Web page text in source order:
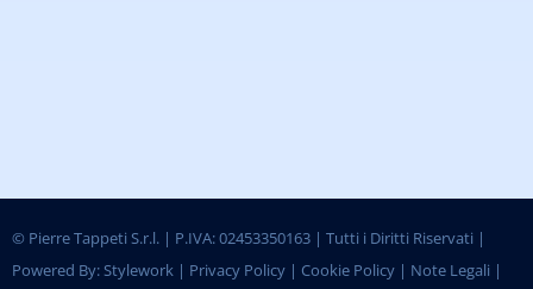
© Pierre Tappeti S.r.l. | P.IVA: 02453350163 | Tutti i Diritti Riservati |
Powered By:Stylework| Privacy Policy| Cookie Policy| Note Legali |